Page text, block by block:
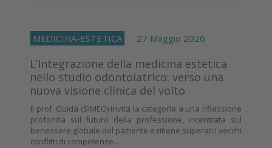
MEDICINA-ESTETICA 27 Maggio 2026
L’Integrazione della medicina estetica
nello studio odontoiatrico: verso una
nuova visione clinica del volto
Il prof. Guida (SIMEO) invita la categoria a una riflessione
profonda sul futuro della professione, incentrata sul
benessere globale del paziente e ritiene superati i vecchi
conflitti di competenze...